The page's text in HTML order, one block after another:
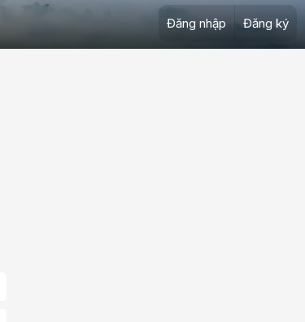
Đăng nhập Đăng ký